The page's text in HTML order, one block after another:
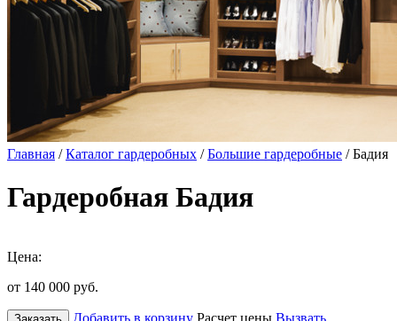
Главная /Каталог гардеробных /Большие гардеробные / Бадия
Гардеробная Бадия
Цена:
от 140 000 руб.
Добавить в корзину Расчет цены Вызвать